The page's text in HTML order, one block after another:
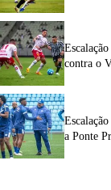
contra o
a Ponte